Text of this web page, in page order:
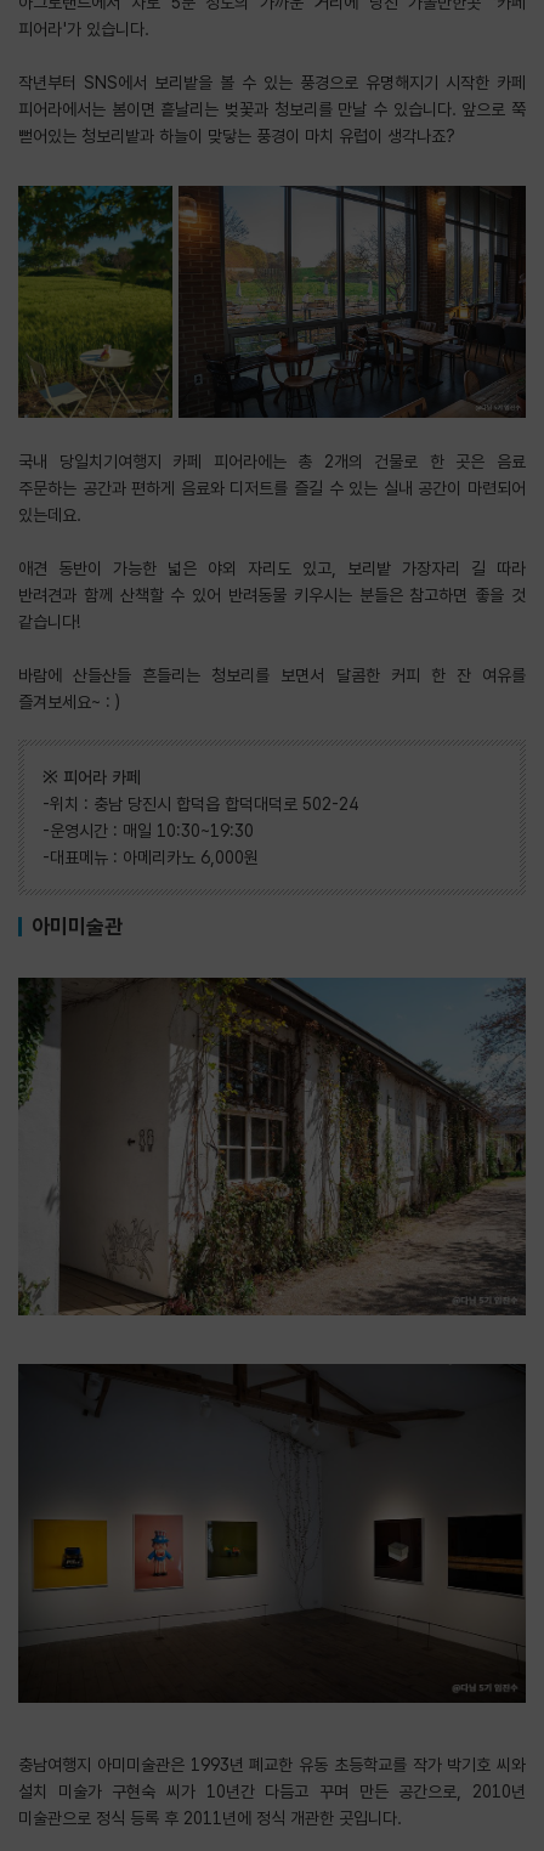
피어라'가 있습니다.
​작년부터 SNS에서 보리밭을 볼 수 있는 풍경으로 유명해지기 시작한 카페
피어라에서는 봄이면 흩날리는 벚꽃과 청보리를 만날 수 있습니다. 앞으로 쭉
뻗어있는 청보리밭과 하늘이 맞닿는 풍경이 마치 유럽이 생각나죠?
국내 당일치기여행지 카페 피어라에는 총 2개의 건물로 한 곳은 음료
주문하는 공간과 편하게 음료와 디저트를 즐길 수 있는 실내 공간이 마련되어
있는데요.
애견 동반이 가능한 넓은 야외 자리도 있고, 보리밭 가장자리 길 따라
반려견과 함께 산책할 수 있어 반려동물 키우시는 분들은 참고하면 좋을 것
같습니다!
바람에 산들산들 흔들리는 청보리를 보면서 달콤한 커피 한 잔 여유를
즐겨보세요~ : )
※ 피어라 카페
-위치 : 충남 당진시 합덕읍 합덕대덕로 502-24
-운영시간 : 매일 10:30~19:30
-대표메뉴 : 아메리카노 6,000원
아미미술관
충남여행지 아미미술관은 1993년 폐교한 유동 초등학교를 작가 박기호 씨와
설치 미술가 구현숙 씨가 10년간 다듬고 꾸며 만든 공간으로, 2010년
미술관으로 정식 등록 후 2011년에 정식 개관한 곳입니다.